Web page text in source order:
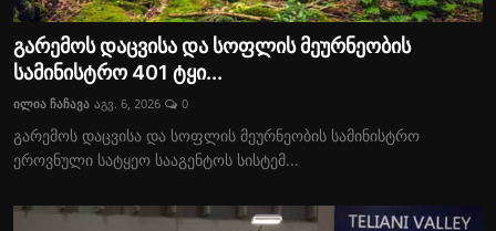
გარემოს დაცვისა და სოფლის მეურნეობის
სამინისტრო 401 ტყი...
ილია ჩაჩავა აგვ. 6, 2026 0
გარემოს დაცვისა და სოფლის მეურნეობის სამინისტრო
ეროვნული სატყეო სააგენტოს სისტემ...